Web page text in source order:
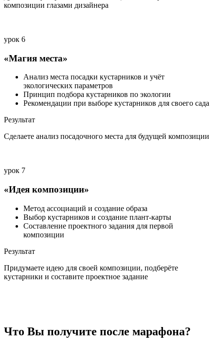
композиции глазами дизайнера
урок 6
«Магия места»
Анализ места посадки кустарников и учёт
экологических параметров
Принцип подбора кустарников по экологии
Рекомендации при выборе кустарников для своего сада
Результат
Сделаете анализ посадочного места для будущей композиции
урок 7
«Идея композиции»
Метод ассоциаций и создание образа
Выбор кустарников и создание плант-карты
Составление проектного задания для первой
композиции
Результат
Придумаете идею для своей композиции, подберёте
кустарники и составите проектное задание
Что Вы получите после марафона?